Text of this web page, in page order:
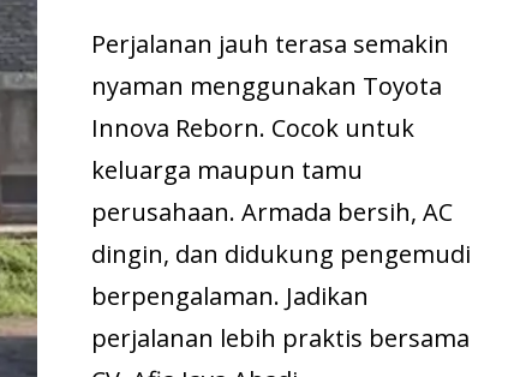
Perjalanan jauh terasa semakin
nyaman menggunakan Toyota
Innova Reborn. Cocok untuk
keluarga maupun tamu
perusahaan. Armada bersih, AC
dingin, dan didukung pengemudi
berpengalaman. Jadikan
perjalanan lebih praktis bersama